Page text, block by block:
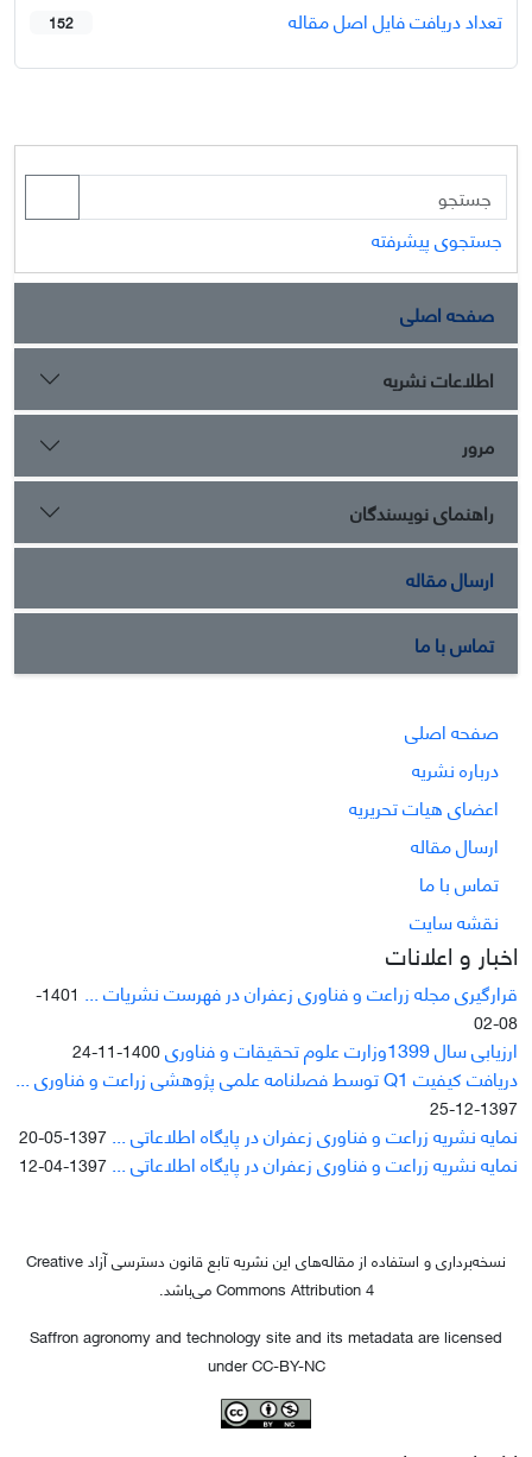
تعداد دریافت فایل اصل مقاله 152
جستجوی پیشرفته
صفحه اصلی
اطلاعات نشریه
مرور
راهنمای نویسندگان
ارسال مقاله
تماس با ما
صفحه اصلی
درباره نشریه
اعضای هیات تحریریه
ارسال مقاله
تماس با ما
نقشه سایت
اخبار و اعلانات
قرارگیری مجله زراعت و فناوری زعفران در فهرست نشریات ...
1401-
08-02
ارزیابی سال 1399وزارت علوم تحقیقات و فناوری 1400-11-24
دریافت کیفیت Q1 توسط فصلنامه علمی پژوهشی زراعت و فناوری ...
1397-12-25
نمایه نشریه زراعت و فناوری زعفران در پایگاه اطلاعاتی ... 1397-05-20
نمایه نشریه زراعت و فناوری زعفران در پایگاه اطلاعاتی ... 1397-04-12
نسخه‌برداری و استفاده از مقاله‌های این نشریه تابع قانون دسترسی آزاد Creative
Commons Attribution 4 می‌باشد.
Saffron agronomy and technology site and its metadata are licensed
under CC-BY-NC